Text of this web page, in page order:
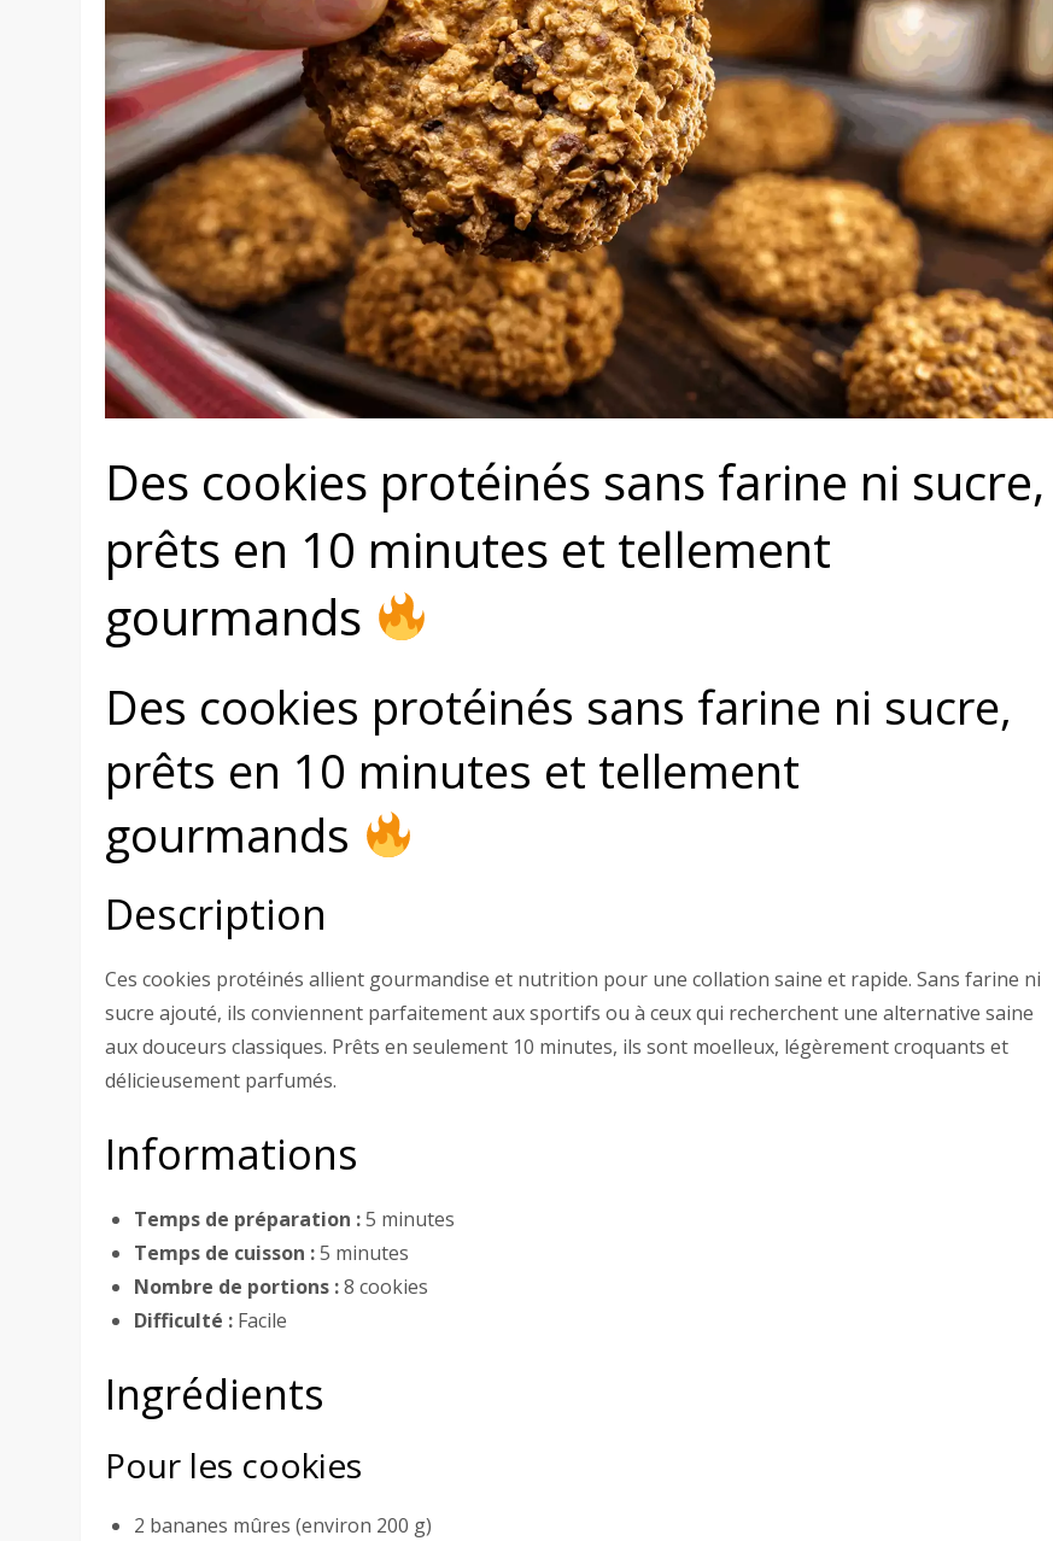
Des cookies protéinés sans farine ni sucre,
prêts en 10 minutes et tellement
gourmands
Des cookies protéinés sans farine ni sucre,
prêts en 10 minutes et tellement
gourmands
Description
Ces cookies protéinés allient gourmandise et nutrition pour une collation saine et rapide. Sans farine ni
sucre ajouté, ils conviennent parfaitement aux sportifs ou à ceux qui recherchent une alternative saine
aux douceurs classiques. Prêts en seulement 10 minutes, ils sont moelleux, légèrement croquants et
délicieusement parfumés.
Informations
Temps de préparation :5 minutes
Temps de cuisson :5 minutes
Nombre de portions :8 cookies
Difficulté : Facile
Ingrédients
Pour les cookies
2 bananes mûres (environ 200 g)